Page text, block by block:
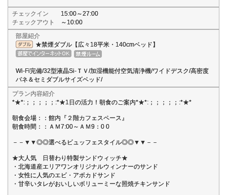
チェックイン
15:00～27:00
チェックアウト
～10:00
部屋紹介
★禁煙ダブル【広々18平米・140cmベッド】
Wi-Fi完備/32型液晶Si-ＴＶ/加湿機能付空気清浄機/ワイドデスク/高密度
バネ＆セミダブルサイズベッド/
プラン内容紹介
*★*:；；；；；:*★1日の活力！朝食のご案内*★*:；；；；；:*★*
朝食会場：：館内『２階カフェスペース』
朝食時間：：ＡＭ7:00～ＡＭ9：0 0
－－▼▼◎◎選べるビュッフェスタイル◎◎▼▼－－
★大人気 日替わり特製サンドウィッチ★
・北海道産エリアワンオリジナルウィンナーのサンド
・女性に人気のエビ・アボカドサンド
・甘辛いタレがおいしいボリューミーな照焼チキンサンド